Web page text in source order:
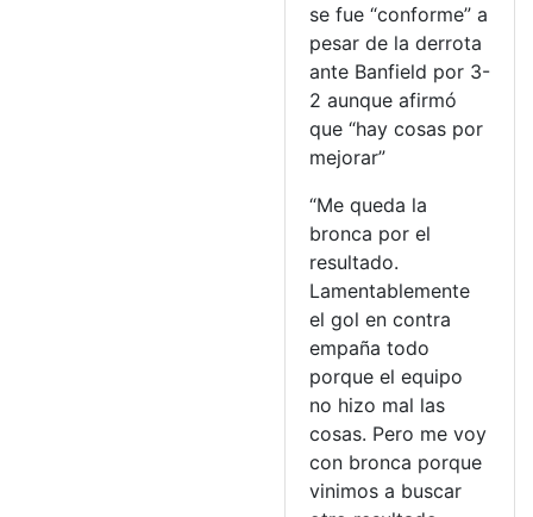
se fue “conforme” a
pesar de la derrota
ante Banfield por 3-
2 aunque afirmó
que “hay cosas por
mejorar”
“Me queda la
bronca por el
resultado.
Lamentablemente
el gol en contra
empaña todo
porque el equipo
no hizo mal las
cosas. Pero me voy
con bronca porque
vinimos a buscar